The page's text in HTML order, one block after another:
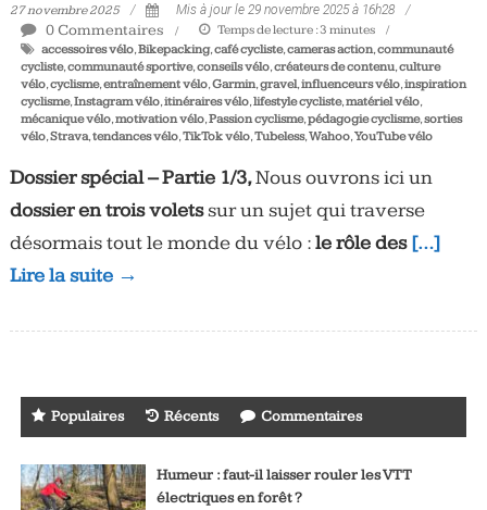
27 novembre 2025 Mis à jour le 29 novembre 2025 à 16h28
0 Commentaires Temps de lecture :3 minutes
accessoires vélo,Bikepacking,café cycliste,cameras action,communauté
cycliste,communauté sportive,conseils vélo,créateurs de contenu,culture
vélo,cyclisme,entraînement vélo,Garmin,gravel,influenceurs vélo,inspiration
cyclisme,Instagram vélo,itinéraires vélo,lifestyle cycliste,matériel vélo,
mécanique vélo,motivation vélo,Passion cyclisme,pédagogie cyclisme,sorties
vélo,Strava,tendances vélo,TikTok vélo,Tubeless,Wahoo,YouTube vélo
Dossier spécial – Partie 1/3,Nous ouvrons ici un
dossier en trois voletssur un sujet qui traverse
désormais tout le monde du vélo :le rôle des[…]
Lire la suite →
Populaires Récents Commentaires
Humeur : faut-il laisser rouler les VTT
électriques en forêt ?